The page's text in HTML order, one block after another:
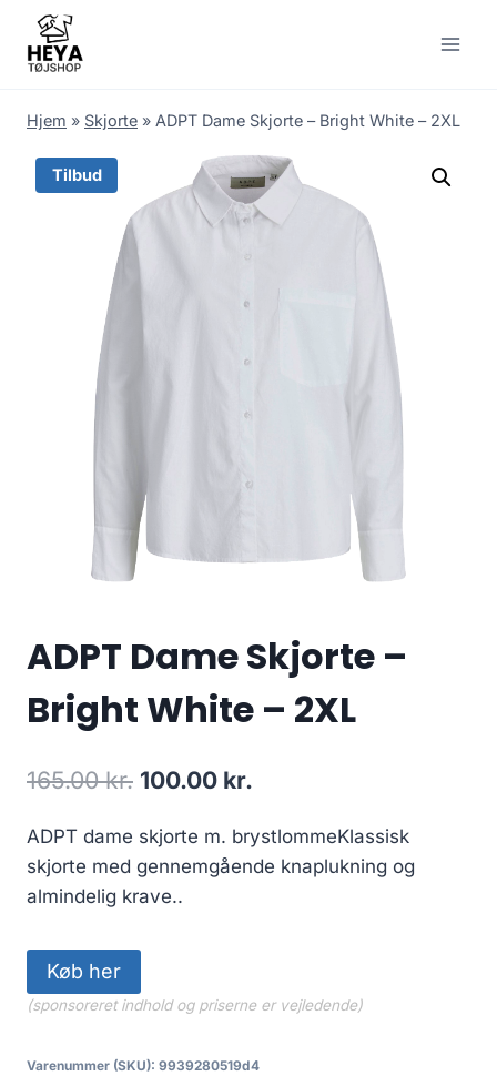
content
Hjem » Skjorte » ADPT Dame Skjorte – Bright White – 2XL
Tilbud
ADPT Dame Skjorte –
Bright White – 2XL
165.00kr. Original
was:
165.00 kr..
100.00 kr.
is:
ADPT dame skjorte m. brystlommeKlassisk
skjorte med gennemgående knaplukning og
almindelig krave..
Køb her
(sponsoreret indhold og priserne er vejledende)
Varenummer (SKU): 9939280519d4